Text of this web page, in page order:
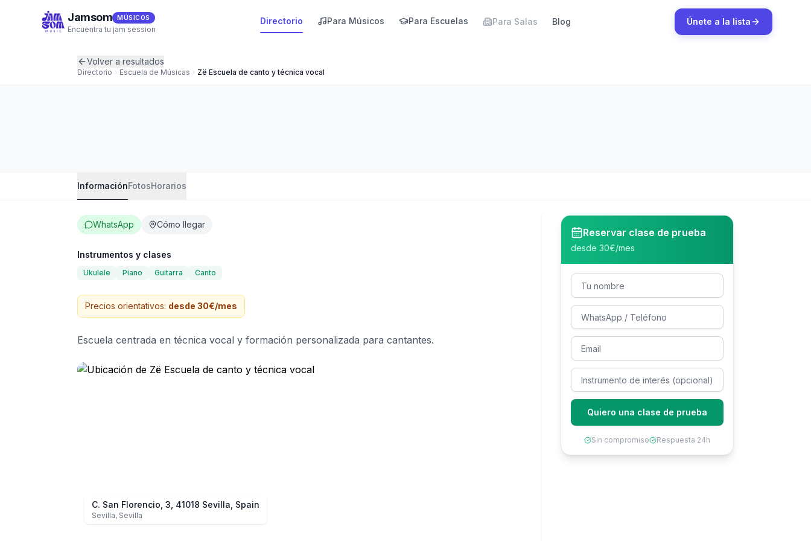
Jamsom MÚSICOS
Encuentra tu jam session
Directorio Para Músicos Para Escuelas Para Salas Blog Únete a la lista
Volver a resultados
Directorio Escuela de Músicas Zë Escuela de canto y técnica vocal
InformaciónFotosHorarios
WhatsApp Cómo llegar
Instrumentos y clases
Ukulele Piano Guitarra Canto
Precios orientativos: desde 30€/mes
Escuela centrada en técnica vocal y formación personalizada para cantantes.
C. San Florencio, 3, 41018 Sevilla, Spain
Sevilla, Sevilla
Reservar clase de prueba
desde 30€/mes
Quiero una clase de prueba
Sin compromiso Respuesta 24h